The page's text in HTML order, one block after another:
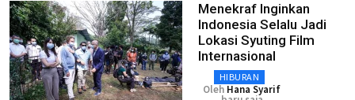
Menekraf Inginkan
Indonesia Selalu Jadi
Lokasi Syuting Film
Internasional
HIBURAN
Oleh Hana Syarif